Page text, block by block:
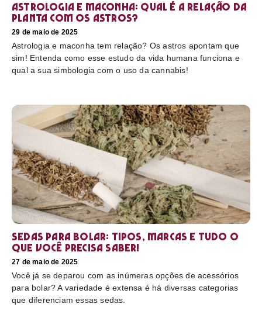
Astrologia e maconha: Qual é a relação da
planta com os astros?
29 de maio de 2025
Astrologia e maconha tem relação? Os astros apontam que
sim! Entenda como esse estudo da vida humana funciona e
qual a sua simbologia com o uso da cannabis!
Sedas para bolar: tipos, marcas e tudo o
que você precisa saber!
27 de maio de 2025
Você já se deparou com as inúmeras opções de acessórios
para bolar? A variedade é extensa é há diversas categorias
que diferenciam essas sedas.